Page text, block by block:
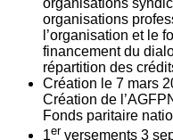
organisations
organisations
l’organisation et le
financement du
répartition des
Création le 7 mars
Création de
Fonds paritaire
1er versements 3